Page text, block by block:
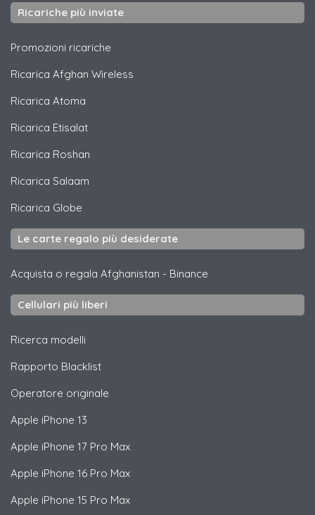
Ricariche più inviate
Promozioni ricariche
Ricarica Afghan Wireless
Ricarica Atoma
Ricarica Etisalat
Ricarica Roshan
Ricarica Salaam
Ricarica Globe
Le carte regalo più desiderate
Acquista o regala Afghanistan - Binance
Cellulari più liberi
Ricerca modelli
Rapporto Blacklist
Operatore originale
Apple iPhone 13
Apple iPhone 17 Pro Max
Apple iPhone 16 Pro Max
Apple iPhone 15 Pro Max